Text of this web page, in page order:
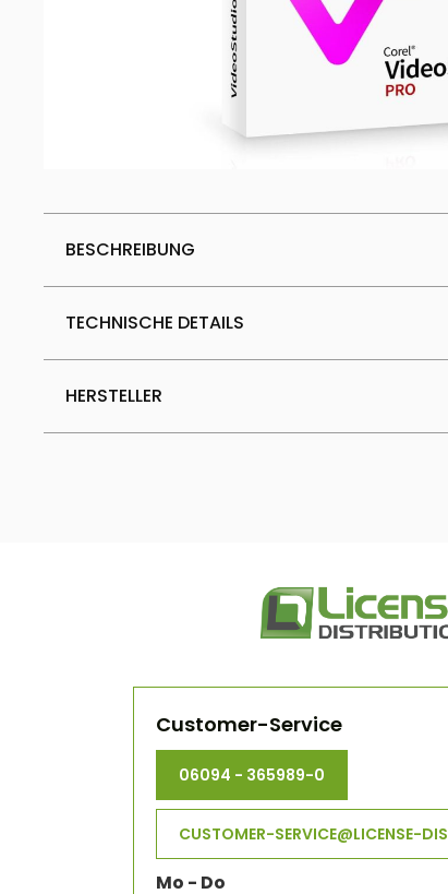
BESCHREIBUNG
TECHNISCHE DETAILS
HERSTELLER
Customer-Service
06094 - 365989-0
CUSTOMER-SERVICE@LICENSE-
Mo - Do